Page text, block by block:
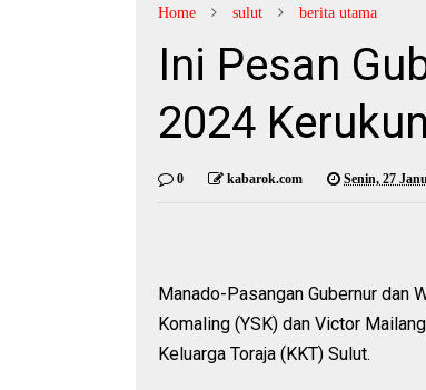
Home sulut berita utama
Ini Pesan
2024
0 kabarok.com Senin, 27
Manado-Pasangan Gubernur dan
Komaling (YSK) dan Victor
Keluarga Toraja (KKT) Sulut.